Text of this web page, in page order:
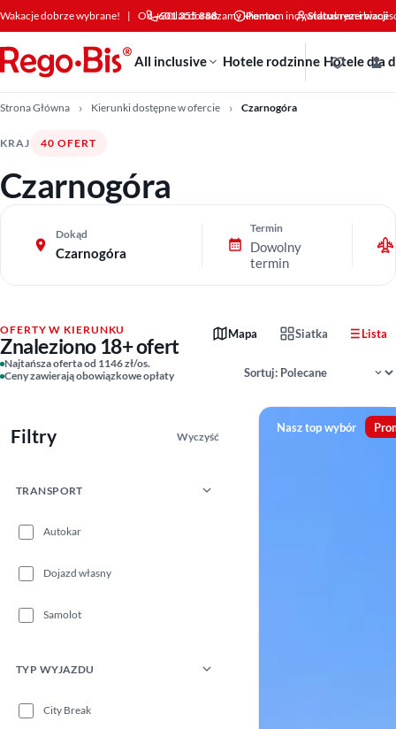
Przejdź do treści
Wakacje dobrze wybrane! | Od +30 lat doradzamy klientom indywidualnym i
601 355 888 Pomoc Status rezerwacji
All inclusive Hotele rodzinne Hotele dla
Strona Główna Kierunki dostępne w ofercie Czarnogóra
KRAJ 40 OFERT
Czarnogóra
Dokąd
Czarnogóra
Termin
Dowolny
termin
OFERTY W KIERUNKU
Znaleziono 18+ ofert
Najtańsza oferta od 1146 zł/os.
Ceny zawierają obowiązkowe opłaty
Mapa Siatka Lista
Filtry Wyczyść
TRANSPORT
Autokar
Dojazd własny
Samolot
TYP WYJAZDU
City Break
Nasz top wybór